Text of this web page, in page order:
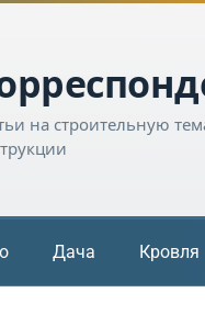
на строительную
Дача Кровля